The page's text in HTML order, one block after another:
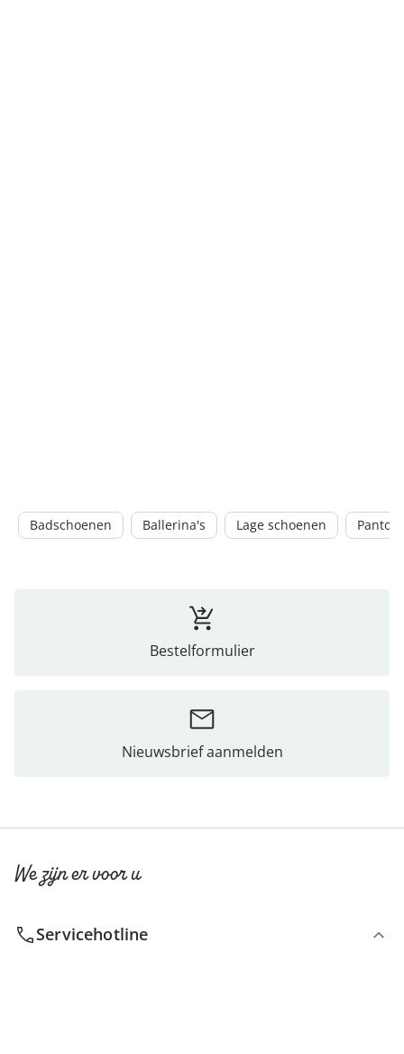
Badschoenen Ballerina's Lage schoenen
Bestelformulier
Nieuwsbrief aanmelden
We zijn er voor u
Servicehotline